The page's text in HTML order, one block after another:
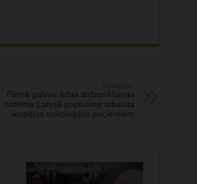
Pirmā galvas ādas atdzesēšanas
sistēma Latvijā paplašina atbalsta
iespējas onkoloģijas pacientiem